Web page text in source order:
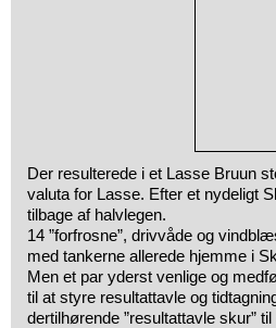
Der resulterede i et Lasse Bruun
valuta for Lasse. Efter et nydeligt
tilbage af halvlegen.
14 ”forfrosne”, drivvåde og
med tankerne allerede hjemme i
Men et par yderst venlige og
til at styre resultattavle og
dertilhørende ”resultattavle skur”